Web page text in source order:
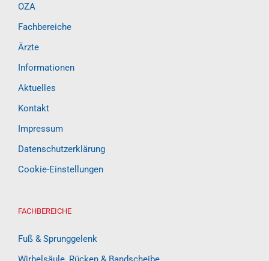
OZA
Fachbereiche
Ärzte
Informationen
Aktuelles
Kontakt
Impressum
Datenschutzerklärung
Cookie-Einstellungen
FACHBEREICHE
Fuß & Sprunggelenk